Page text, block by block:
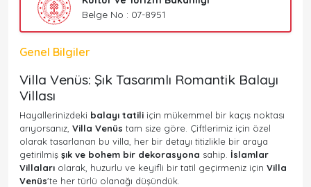
Belge No : 07-8951
Genel Bilgiler
Villa Venüs: Şık Tasarımlı Romantik Balayı
Villası
Hayallerinizdeki balayı tatili için mükemmel bir kaçış noktası
arıyorsanız, Villa Venüs tam size göre. Çiftlerimiz için özel
olarak tasarlanan bu villa, her bir detayı titizlikle bir araya
getirilmiş şık ve bohem bir dekorasyona sahip. İslamlar
Villaları olarak, huzurlu ve keyifli bir tatil geçirmeniz için Villa
Venüs'te her türlü olanağı düşündük.